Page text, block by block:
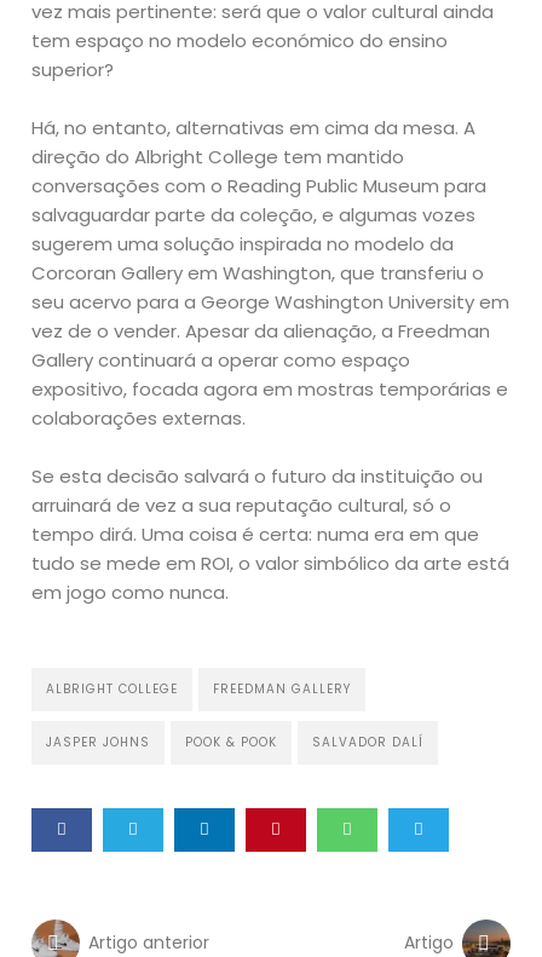
vez mais pertinente: será que o valor cultural ainda
tem espaço no modelo económico do ensino
superior?
Há, no entanto, alternativas em cima da mesa. A
direção do Albright College tem mantido
conversações com o Reading Public Museum para
salvaguardar parte da coleção, e algumas vozes
sugerem uma solução inspirada no modelo da
Corcoran Gallery em Washington, que transferiu o
seu acervo para a George Washington University em
vez de o vender. Apesar da alienação, a Freedman
Gallery continuará a operar como espaço
expositivo, focada agora em mostras temporárias e
colaborações externas.
Se esta decisão salvará o futuro da instituição ou
arruinará de vez a sua reputação cultural, só o
tempo dirá. Uma coisa é certa: numa era em que
tudo se mede em ROI, o valor simbólico da arte está
em jogo como nunca.
ALBRIGHT COLLEGE FREEDMAN GALLERY
JASPER JOHNS POOK & POOK SALVADOR DALÍ
Artigo anterior
Artigo